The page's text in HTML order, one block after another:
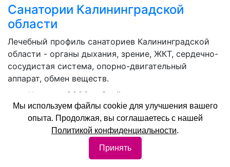
Санатории Калининградской
области
Лечебный профиль санаториев Калининградской
области - органы дыхания, зрение, ЖКТ, сердечно-
сосудистая система, опорно-двигательный
аппарат, обмен веществ.
Цены: от
3600 рублей
Забронировать
Мы используем файлы cookie для улучшения вашего
опыта. Продолжая, вы соглашаетесь с нашей
Политикой конфиденциальности.
Принять